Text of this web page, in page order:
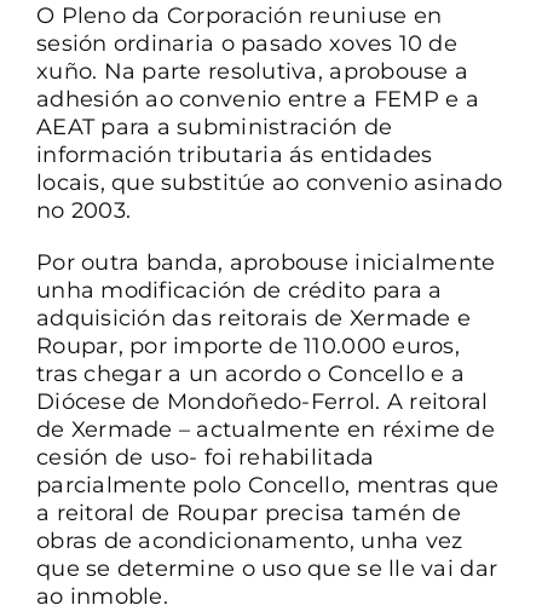
CONTACTO
O Pleno da Corporación reuniuse en
sesión ordinaria o pasado xoves 10 de
xuño. Na parte resolutiva, aprobouse a
adhesión ao convenio entre a FEMP e a
AEAT para a subministración de
información tributaria ás entidades
locais, que substitúe ao convenio asinado
no 2003.
Por outra banda, aprobouse inicialmente
unha modificación de crédito para a
adquisición das reitorais de Xermade e
Roupar, por importe de 110.000 euros,
tras chegar a un acordo o Concello e a
Diócese de Mondoñedo-Ferrol. A reitoral
de Xermade – actualmente en réxime de
cesión de uso- foi rehabilitada
parcialmente polo Concello, mentras que
a reitoral de Roupar precisa tamén de
obras de acondicionamento, unha vez
que se determine o uso que se lle vai dar
ao inmoble.